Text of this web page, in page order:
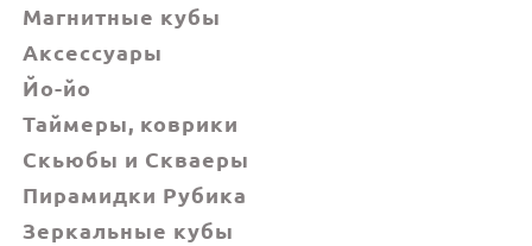
Магнитные кубы
Аксессуары
Йо-йо
Таймеры, коврики
Скьюбы и Скваеры
Пирамидки Рубика
Зеркальные кубы